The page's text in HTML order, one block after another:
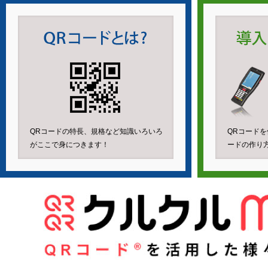
QRコードの特長、規格など知識いろいろ
がここで身につきます！
QRコード
ードの作り